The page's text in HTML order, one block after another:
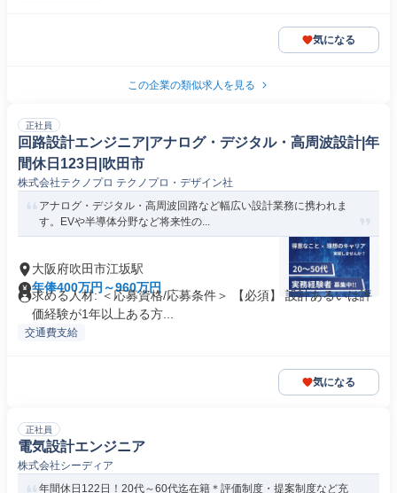
気になる
この企業の類似求人を見る
正社員
回路設計エンジニア|アナログ・デジタル・高周波設計|年
間休日123日|吹田市
株式会社テクノプロ テクノプロ・デザイン社
アナログ・デジタル・高周波回路など幅広い設計業務に携われま
す。EVや半導体分野など将来性の...
大阪府吹田市江坂駅
年俸400万円～960万円
求める人材: ＜応募資格/応募条件＞ 【必須】 設計あるいは評
価経験が1年以上ある方...
交通費支給
気になる
正社員
電気設計エンジニア
株式会社シーディア
年間休日122日！20代～60代迄在籍＊評価制度・提案制度など充